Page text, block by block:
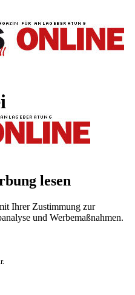
lesen
Ihrer Zustimmung zur
und Werbemaßnahmen.